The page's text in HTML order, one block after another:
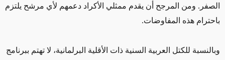
الصفر. ومن المرجح أن يقدم ممثلي الأكراد دعمهم لأي مرشح يلتزم
باحترام هذه المفاوضات.
وبالنسبة للكتل العربية السنية ذات الأقلية البرلمانية، لا تهتم ببرنامج